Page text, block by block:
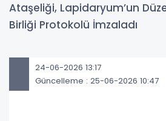
Ataşeliği, Lapidaryum’un
Birliği Protokolü İmzaladı
24-06-2026 13:17
Güncelleme : 25-06-2026 10:47